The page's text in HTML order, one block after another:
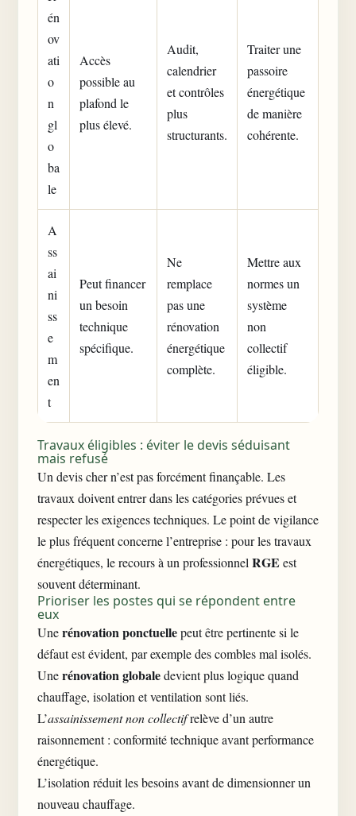
én
ov
ati
o
n
gl
o
ba
le
Accès
possible au
plafond le
plus élevé.
Audit,
calendrier
et contrôles
plus
structurants.
Traiter une
passoire
énergétique
de manière
cohérente.
A
ss
ai
ni
ss
e
m
en
t
Peut financer
un besoin
technique
spécifique.
Ne
remplace
pas une
rénovation
énergétique
complète.
Mettre aux
normes un
système
non
collectif
éligible.
Travaux éligibles : éviter le devis séduisant
mais refusé
Un devis cher n’est pas forcément finançable. Les
travaux doivent entrer dans les catégories prévues et
respecter les exigences techniques. Le point de vigilance
le plus fréquent concerne l’entreprise : pour les travaux
énergétiques, le recours à un professionnel RGE est
souvent déterminant.
Prioriser les postes qui se répondent entre
eux
Unerénovation ponctuellepeut être pertinente si le
défaut est évident, par exemple des combles mal isolés.
Unerénovation globaledevient plus logique quand
chauffage, isolation et ventilation sont liés.
L’assainissement non collectifrelève d’un autre
raisonnement : conformité technique avant performance
énergétique.
L’isolation réduit les besoins avant de dimensionner un
nouveau chauffage.